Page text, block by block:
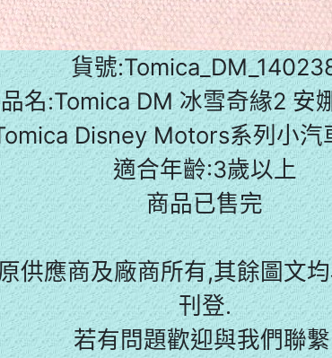
貨號
品名:Tomica DM 冰雪奇緣2 安
Disney Motors系列小
適合年齡:3歲以上
商品已售完
供應商及廠商所有,其餘圖文
刊登.
若有問題歡迎與我們聯